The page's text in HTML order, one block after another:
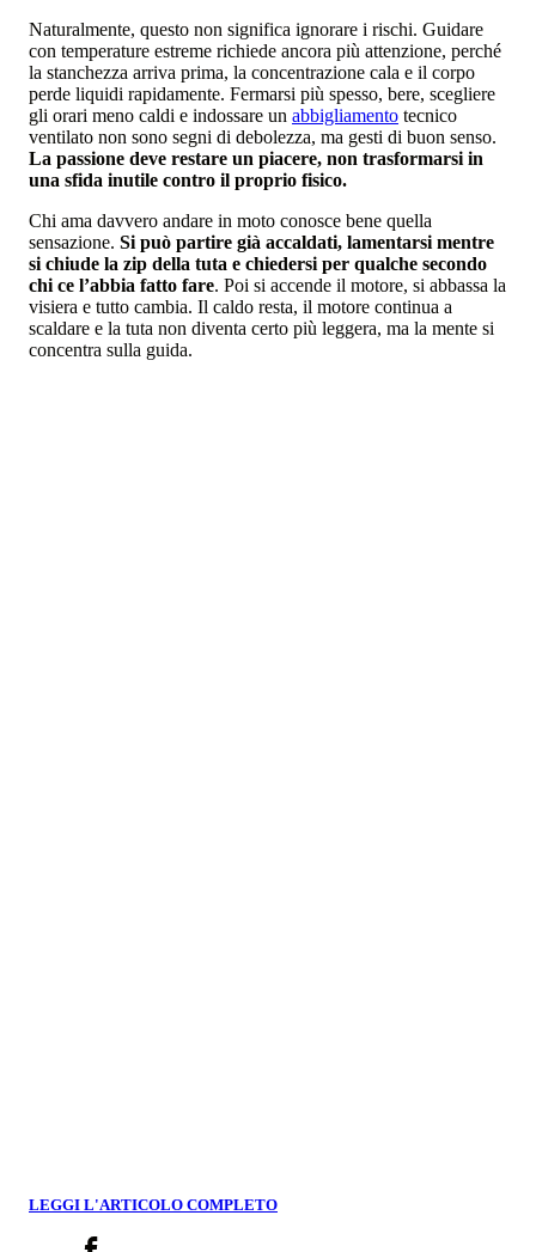
Naturalmente, questo non significa ignorare i rischi. Guidare
con temperature estreme richiede ancora più attenzione, perché
la stanchezza arriva prima, la concentrazione cala e il corpo
perde liquidi rapidamente. Fermarsi più spesso, bere, scegliere
gli orari meno caldi e indossare un abbigliamento tecnico
ventilato non sono segni di debolezza, ma gesti di buon senso.
La passione deve restare un piacere, non trasformarsi in
una sfida inutile contro il proprio fisico.
Chi ama davvero andare in moto conosce bene quella
sensazione. Si può partire già accaldati, lamentarsi mentre
si chiude la zip della tuta e chiedersi per qualche secondo
chi ce l’abbia fatto fare. Poi si accende il motore, si abbassa la
visiera e tutto cambia. Il caldo resta, il motore continua a
scaldare e la tuta non diventa certo più leggera, ma la mente si
concentra sulla guida.
LEGGI L'ARTICOLO COMPLETO